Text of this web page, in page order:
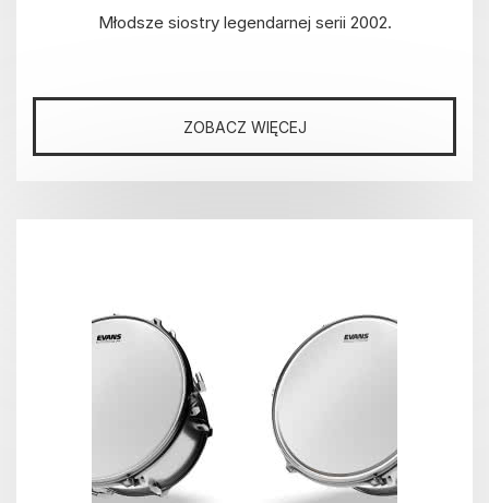
Młodsze siostry legendarnej serii 2002.
ZOBACZ WIĘCEJ